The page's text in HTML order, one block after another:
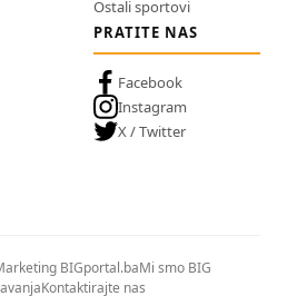
Ostali sportovi
PRATITE NAS
Facebook
Instagram
X / Twitter
BIGportal.baMi smo BIG
Kontaktirajte nas